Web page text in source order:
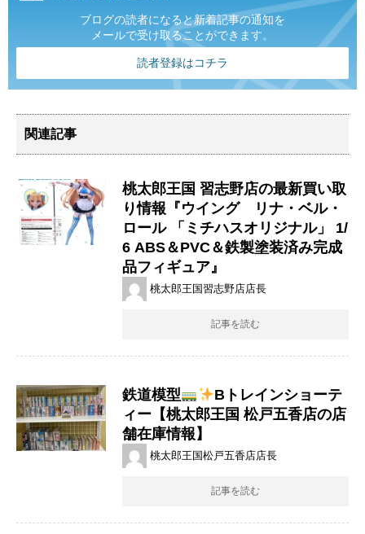
ブログの読者になると新着記事の通知を
メールで受け取ることができます。
読者登録はコチラ
関連記事
桃太郎王国 習志野店の最新買い取
り情報『ウイング リナ・ベル・
ロール ​「ミチハスオリジナル」 ​1/
6 ​ABS＆PVC＆鉄製塗装済み完成
品フィギュア』
桃太郎王国習志野店店長
記事を読む
鉄道模型
Bトレインショーテ
ィー【桃太郎王国 松戸五香店の店
舗在庫情報】
桃太郎王国松戸五香店店長
記事を読む